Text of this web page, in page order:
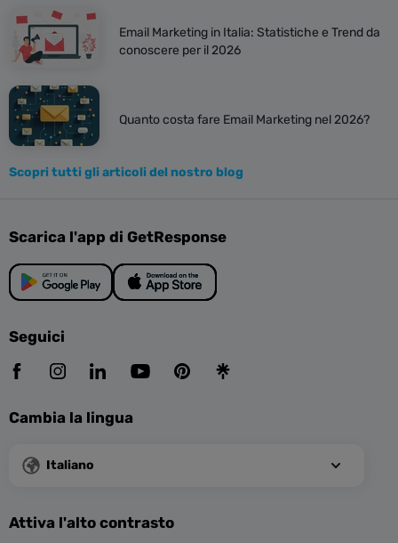
Email Marketing in Italia: Statistiche e Trend da
conoscere per il 2026
Quanto costa fare Email Marketing nel 2026?
Scopri tutti gli articoli del nostro blog
Scarica l'app di GetResponse
Seguici
Cambia la lingua
Italiano
Attiva l'alto contrasto